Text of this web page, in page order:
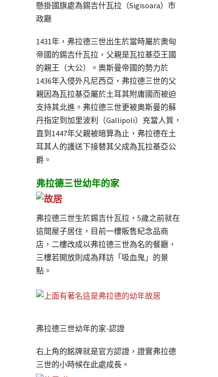
懸掛國旗處為錫吉什瓦拉（Sigisoara）市
政廳
1431年，弗拉德三世出生於當時屬於奧匈
帝國的錫吉什瓦拉，父親是瓦拉基亞王國
的親王（大公）。奧斯曼帝國的勢力於
1436年入侵外凡尼西亞，弗拉德三世的父
親因為瓦拉基亞屬於土耳其附庸國而被迫
支持其北進。弗拉德三世更被奧斯曼的蘇
丹指定到加里波利（Gallipoli）充當人質，
直到1447年父親被暗算為止，弗拉德在土
耳其人的護送下接替其父成為瓦拉基亞公
爵。
弗拉德三世幼年的家
弗拉德三世生於錫吉什瓦拉，5歲之前就在
這間屋子居住，目前一樓販售紀念品商
店，二樓改成以弗拉德三世為名的餐廳，
三樓若開放則成為拜訪「吸血鬼」的景
點。
弗拉德三世幼年的家-認證
右上角的銘牌就是官方認證，證實弗拉德
三世的小時候在此處成長。